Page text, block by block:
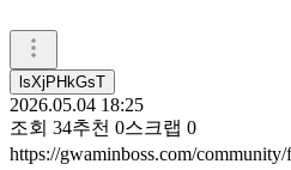
lsXjPHkGsT
2026.05.04 18:25
조회 34추천 0스크랩 0
https://gwaminboss.com/